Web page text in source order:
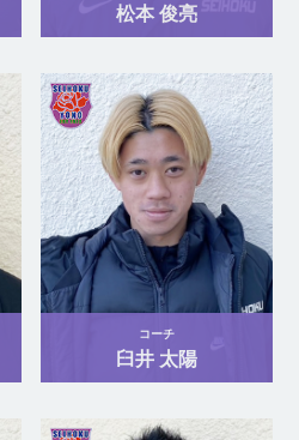
松本 俊亮
コーチ
臼井 太陽